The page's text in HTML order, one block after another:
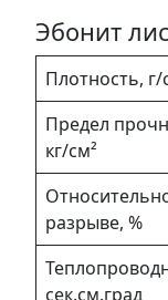
Эбонит
Плотность, г/
Предел
кг/см²
разрыве, %
сек.см.град